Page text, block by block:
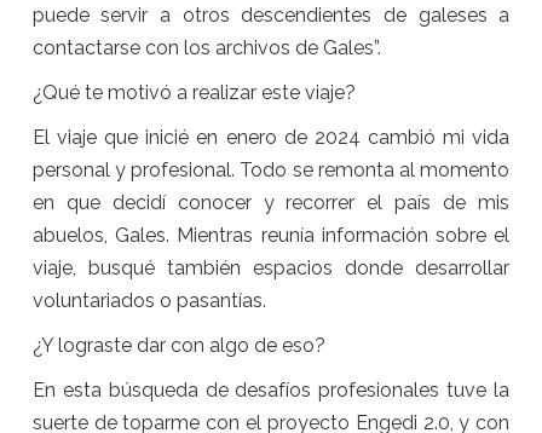
puede servir a otros descendientes de galeses a
contactarse con los archivos de Gales”.
¿Qué te motivó a realizar este viaje?
El viaje que inicié en enero de 2024 cambió mi vida
personal y profesional. Todo se remonta al momento
en que decidí conocer y recorrer el país de mis
abuelos, Gales. Mientras reunía información sobre el
viaje, busqué también espacios donde desarrollar
voluntariados o pasantías.
¿Y lograste dar con algo de eso?
En esta búsqueda de desafíos profesionales tuve la
suerte de toparme con el proyecto Engedi 2.0, y con